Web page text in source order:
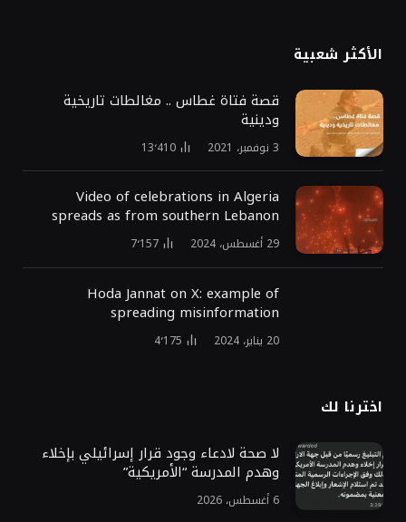
الأكثر شعبية
قصة فتاة غطاس .. مغالطات تاريخية
ودينية
3 نوفمبر، 2021 13٬410
Video of celebrations in Algeria
spreads as from southern Lebanon
29 أغسطس، 2024 7٬157
Hoda Jannat on X: example of
spreading misinformation
20 يناير، 2024 4٬175
اخترنا لك
لا صحة لادعاء وجود قرار إسرائيلي بإخلاء
وهدم المدرسة “الأمريكية”
6 أغسطس، 2026